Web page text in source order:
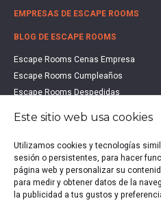
EMPRESAS DE ESCAPE ROOMS
BLOG DE ESCAPE ROOMS
Escape Rooms Cenas Empresa
Escape Rooms Cumpleaños
Escape Rooms Despedidas
Escape Rooms Familias
Escape Rooms Halloween
Escape Rooms San Valentín
Estudio de Mercado Escape Rooms
Qué es un Escape Room
Este sitio web usa cookies
Utilizamos cookies y tecnologías
sesión o persistentes, para hacer
página web y personalizar su
para medir y obtener datos de la
la publicidad a tus gustos y